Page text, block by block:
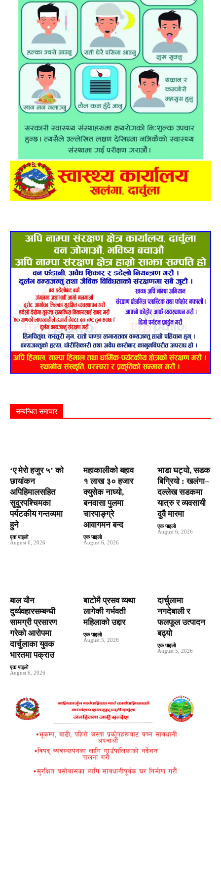
सम्बन्धित समाचार
‘ए मेरो हजुर ५’ को
छायांकन
अपिहिमालसहित
सुदूरपश्चिमका
पर्यटकीय गन्तव्यमा
हुने
एक पाइलो -
August 6, 2026
महाकालीको बहाव
१ लाख ३० हजार
क्युसेक नाघ्यो,
बनवासा पुलमा
चारपाङ्ग्रे
आवागमन बन्द
एक पाइलो -
August 6, 2026
भाडा घट्यो, सडक
बिग्रियो : खलंगा–
दल्लेख सडकमा
यात्रु र व्यवसायी
दुवै मारमा
एक पाइलो -
August 6, 2026
बाल यौन
दुर्व्यवहारसम्बन्धी
सामग्री प्रसारण
गरेको आरोपमा
दार्चुलाका युवक
भारतमा पक्राउ
एक पाइलो -
August 6, 2026
बाटाेमै प्रसव व्यथा
लागेकी गर्भवती
महिलाको उद्दार
एक पाइलो -
August 5, 2026
दार्चुलामा
नगदेबाली र
फलफूल उत्पादन
बढ्यो
एक पाइलो -
August 5, 2026